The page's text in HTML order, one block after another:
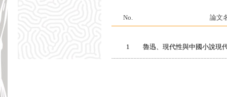
No. 論文
1 魯迅、現代性與中國小說現